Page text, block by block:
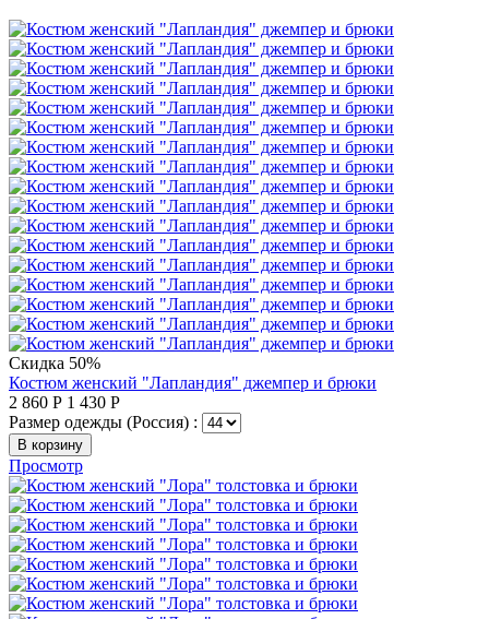
Скидка 50%
Костюм женский "Лапландия" джемпер и брюки
2 860 Р 1 430 Р
Размер одежды (Россия) :
В корзину
Просмотр